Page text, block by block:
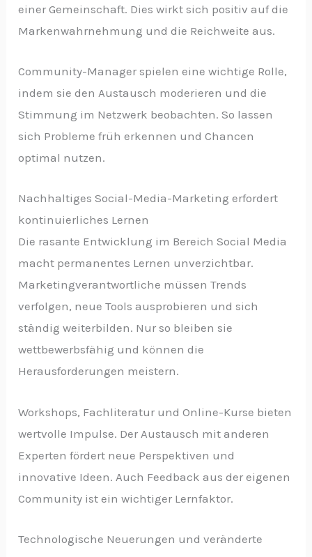
einer Gemeinschaft. Dies wirkt sich positiv auf die
Markenwahrnehmung und die Reichweite aus.
Community-Manager spielen eine wichtige Rolle,
indem sie den Austausch moderieren und die
Stimmung im Netzwerk beobachten. So lassen
sich Probleme früh erkennen und Chancen
optimal nutzen.
Nachhaltiges Social-Media-Marketing erfordert
kontinuierliches Lernen
Die rasante Entwicklung im Bereich Social Media
macht permanentes Lernen unverzichtbar.
Marketingverantwortliche müssen Trends
verfolgen, neue Tools ausprobieren und sich
ständig weiterbilden. Nur so bleiben sie
wettbewerbsfähig und können die
Herausforderungen meistern.
Workshops, Fachliteratur und Online-Kurse bieten
wertvolle Impulse. Der Austausch mit anderen
Experten fördert neue Perspektiven und
innovative Ideen. Auch Feedback aus der eigenen
Community ist ein wichtiger Lernfaktor.
Technologische Neuerungen und veränderte